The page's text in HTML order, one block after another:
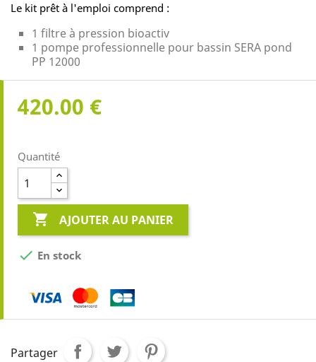
Le kit prêt à l'emploi comprend :
1 filtre à pression bioactiv
1 pompe professionnelle pour bassin SERA pond
PP 12000
420.00 €
Quantité
 AJOUTER AU PANIER
 En stock
Partager